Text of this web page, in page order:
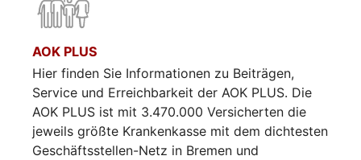
AOK PLUS
Hier finden Sie Informationen zu Beiträgen,
Service und Erreichbarkeit der AOK PLUS. Die
AOK PLUS ist mit 3.470.000 Versicherten die
jeweils größte Krankenkasse mit dem dichtesten
Geschäftsstellen-Netz in Bremen und